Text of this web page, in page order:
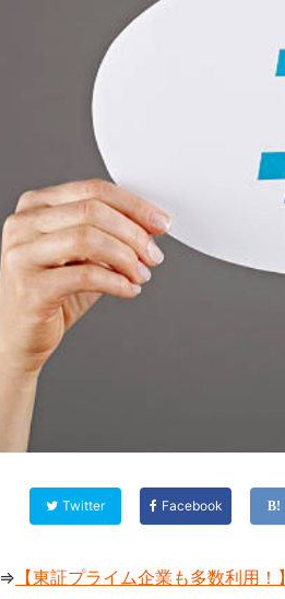
Twitter Facebook
⇒ 【東証プライム企業も多数利用